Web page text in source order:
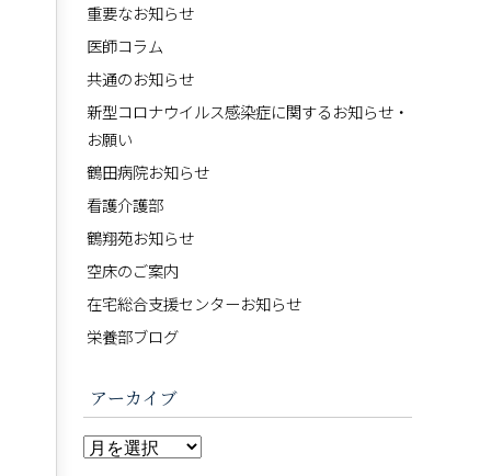
重要なお知らせ
医師コラム
共通のお知らせ
新型コロナウイルス感染症に関するお知らせ・
お願い
鶴田病院お知らせ
看護介護部
鶴翔苑お知らせ
空床のご案内
在宅総合支援センターお知らせ
栄養部ブログ
アーカイブ